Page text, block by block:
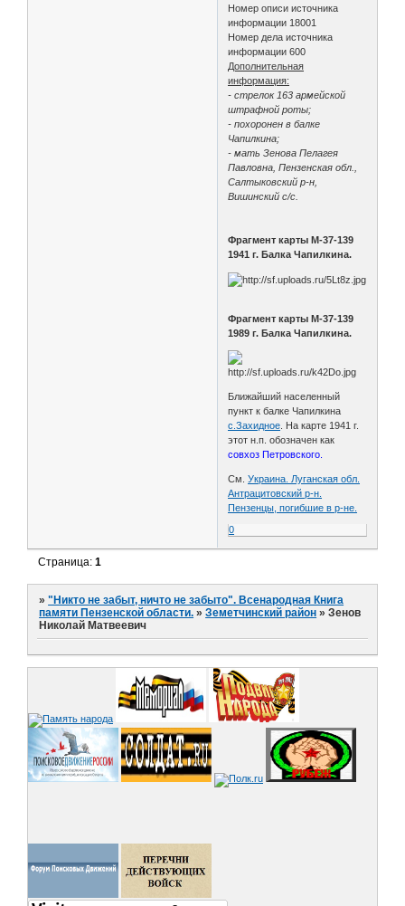
Номер описи источника
информации 18001
Номер дела источника
информации 600
Дополнительная
информация:
- стрелок 163 армейской
штрафной роты;
- похоронен в балке
Чапилкина;
- мать Зенова Пелагея
Павловна, Пензенская обл.,
Салтыковский р-н,
Вишинский с/с.
Фрагмент карты М-37-139
1941 г. Балка Чапилкина.
Фрагмент карты М-37-139
1989 г. Балка Чапилкина.
Ближайший населенный
пункт к балке Чапилкина
с.Захидное . На карте 1941 г.
этот н.п. обозначен как
совхоз Петровского.
См.Украина. Луганская обл.
Антрацитовский р-н.
Пензенцы, погибшие в р-не.
0
Страница:1
»"Никто не забыт, ничто не забыто". Всенародная Книга
памяти Пензенской области. »Земетчинский район »Зенов
Николай Матвеевич